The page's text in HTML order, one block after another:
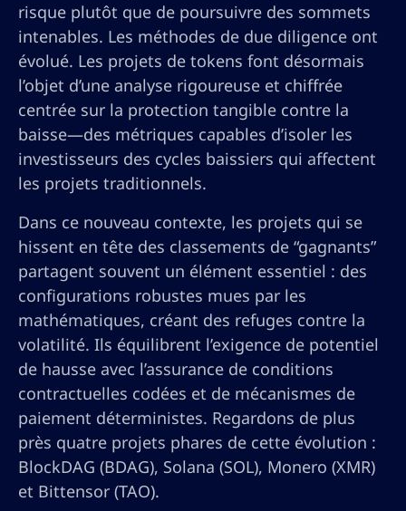
risque plutôt que de poursuivre des sommets
intenables. Les méthodes de due diligence ont
évolué. Les projets de tokens font désormais
l’objet d’une analyse rigoureuse et chiffrée
centrée sur la protection tangible contre la
baisse—des métriques capables d’isoler les
investisseurs des cycles baissiers qui affectent
les projets traditionnels.
Dans ce nouveau contexte, les projets qui se
hissent en tête des classements de “gagnants”
partagent souvent un élément essentiel : des
configurations robustes mues par les
mathématiques, créant des refuges contre la
volatilité. Ils équilibrent l’exigence de potentiel
de hausse avec l’assurance de conditions
contractuelles codées et de mécanismes de
paiement déterministes. Regardons de plus
près quatre projets phares de cette évolution :
BlockDAG (BDAG), Solana (SOL), Monero (XMR)
et Bittensor (TAO).